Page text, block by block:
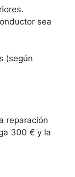
sea
(según
reparación
300 € y la